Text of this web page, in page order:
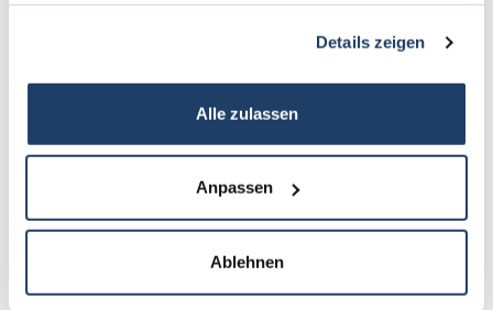
Details zeigen
Alle zulassen
Anpassen
Ablehnen
Vorbereitung und Begleitung zum Notartermin
Kompetenter After-Sales-Service